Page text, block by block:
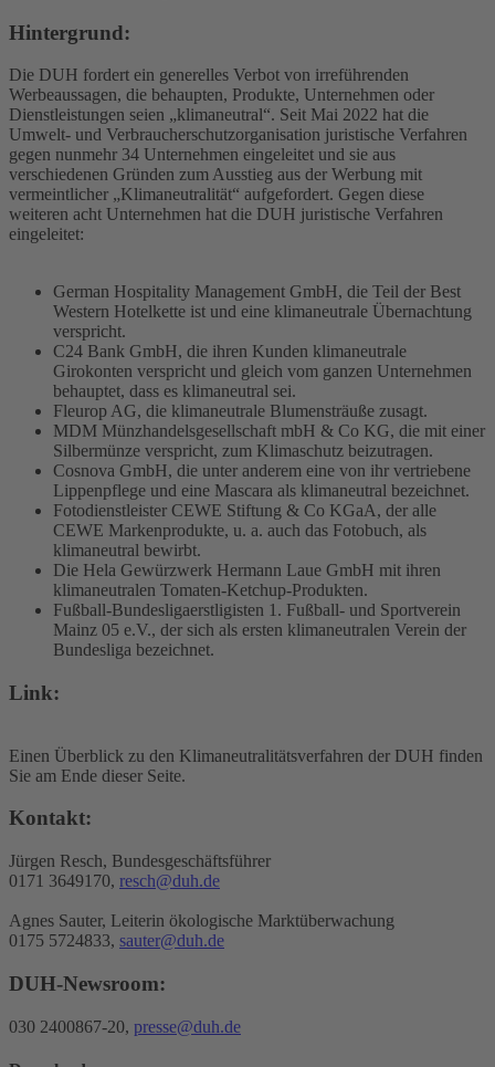
Hintergrund:
Die DUH fordert ein generelles Verbot von irreführenden
Werbeaussagen, die behaupten, Produkte, Unternehmen oder
Dienstleistungen seien „klimaneutral“. Seit Mai 2022 hat die
Umwelt- und Verbraucherschutzorganisation juristische Verfahren
gegen nunmehr 34 Unternehmen eingeleitet und sie aus
verschiedenen Gründen zum Ausstieg aus der Werbung mit
vermeintlicher „Klimaneutralität“ aufgefordert. Gegen diese
weiteren acht Unternehmen hat die DUH juristische Verfahren
eingeleitet:
German Hospitality Management GmbH, die Teil der Best
Western Hotelkette ist und eine klimaneutrale Übernachtung
verspricht.
C24 Bank GmbH, die ihren Kunden klimaneutrale
Girokonten verspricht und gleich vom ganzen Unternehmen
behauptet, dass es klimaneutral sei.
Fleurop AG, die klimaneutrale Blumensträuße zusagt.
MDM Münzhandelsgesellschaft mbH & Co KG, die mit einer
Silbermünze verspricht, zum Klimaschutz beizutragen.
Cosnova GmbH, die unter anderem eine von ihr vertriebene
Lippenpflege und eine Mascara als klimaneutral bezeichnet.
Fotodienstleister CEWE Stiftung & Co KGaA, der alle
CEWE Markenprodukte, u. a. auch das Fotobuch, als
klimaneutral bewirbt.
Die Hela Gewürzwerk Hermann Laue GmbH mit ihren
klimaneutralen Tomaten-Ketchup-Produkten.
Fußball-Bundesligaerstligisten 1. Fußball- und Sportverein
Mainz 05 e.V., der sich als ersten klimaneutralen Verein der
Bundesliga bezeichnet.
Link:
Einen Überblick zu den Klimaneutralitätsverfahren der DUH finden
Sie am Ende dieser Seite.
Kontakt:
Jürgen Resch, Bundesgeschäftsführer
0171 3649170, resch@duh.de
Agnes Sauter, Leiterin ökologische Marktüberwachung
0175 5724833, sauter@duh.de
DUH-Newsroom:
030 2400867-20, presse@duh.de